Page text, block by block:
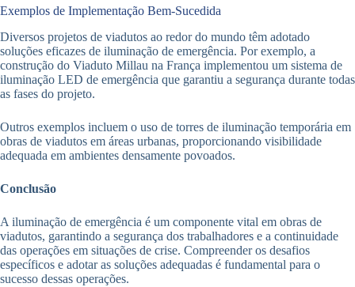
Exemplos de Implementação Bem-Sucedida
Diversos projetos de viadutos ao redor do mundo têm adotado
soluções eficazes de iluminação de emergência. Por exemplo, a
construção do Viaduto Millau na França implementou um sistema de
iluminação LED de emergência que garantiu a segurança durante todas
as fases do projeto.
Outros exemplos incluem o uso de torres de iluminação temporária em
obras de viadutos em áreas urbanas, proporcionando visibilidade
adequada em ambientes densamente povoados.
Conclusão
A iluminação de emergência é um componente vital em obras de
viadutos, garantindo a segurança dos trabalhadores e a continuidade
das operações em situações de crise. Compreender os desafios
específicos e adotar as soluções adequadas é fundamental para o
sucesso dessas operações.